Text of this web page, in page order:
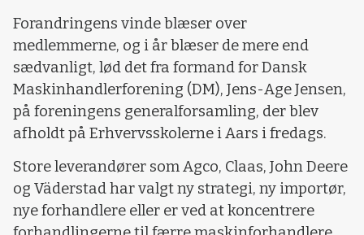
Forandringens vinde blæser over
medlemmerne, og i år blæser de mere end
sædvanligt, lød det fra formand for Dansk
Maskinhandlerforening (DM), Jens-Age Jensen,
på foreningens generalforsamling, der blev
afholdt på Erhvervsskolerne i Aars i fredags.
Store leverandører som Agco, Claas, John Deere
og Väderstad har valgt ny strategi, ny importør,
nye forhandlere eller er ved at koncentrere